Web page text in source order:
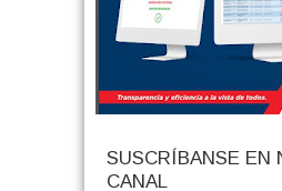
SUSCRÍBANSE EN
CANAL